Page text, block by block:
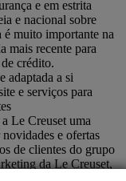
e em estrita
e nacional sobre
é muito importante na
mais recente para
crédito.
adaptada a si
e serviços para
Le Creuset uma
e ofertas
de clientes do grupo
da Le Creuset,